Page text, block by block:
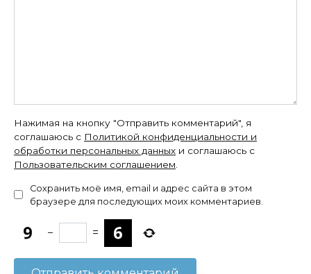
Нажимая на кнопку "Отправить комментарий", я
соглашаюсь с Политикой конфиденциальности и
обработки персональных данных и соглашаюсь с
Пользовательским соглашением
Сохранить моё имя, email и адрес сайта в этом
браузере для последующих моих комментариев.
− =